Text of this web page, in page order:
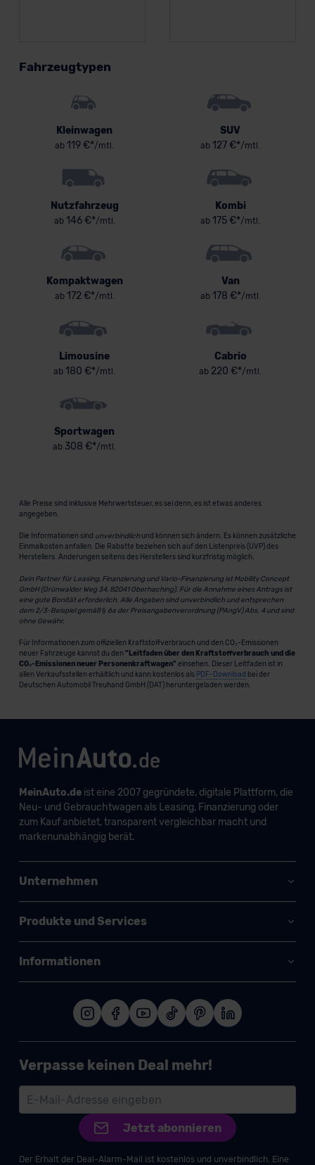
Fahrzeugtypen
Kleinwagen
ab 119 €*/mtl.
SUV
ab 127 €*/mtl.
Nutzfahrzeug
ab146 €*/mtl.
Kombi
ab 175 €*/mtl.
Kompaktwagen
ab172 €*/mtl.
Van
ab178 €*/mtl.
Limousine
ab 180 €*/mtl.
Cabrio
ab 220 €*/mtl.
Sportwagen
ab 308 €*/mtl.
Alle Preise sind inklusive Mehrwertsteuer, es sei denn, es ist etwas anderes
angegeben.
Die Informationen sind unverbindlichund können sich ändern. Es können zusätzliche
Einmalkosten anfallen. Die Rabatte beziehen sich auf den Listenpreis (UVP) des
Herstellers. Änderungen seitens des Herstellers sind kurzfristig möglich.
Dein Partner für Leasing, Finanzierung und Vario-Finanzierung ist Mobility Concept
GmbH (Grünwalder Weg 34, 82041 Oberhaching). Für die Annahme eines Antrags ist
eine gute Bonität erforderlich. Alle Angaben sind unverbindlich und entsprechen
dem 2/3-Beispiel gemäß § 6a der Preisangabenverordnung (PAngV) Abs. 4 und sind
ohne Gewähr.
Für Informationen zum offiziellen Kraftstoffverbrauch und den CO₂-Emissionen
neuer Fahrzeuge kannst du den "Leitfaden über den Kraftstoffverbrauch und die
CO₂-Emissionen neuer Personenkraftwagen" einsehen. Dieser Leitfaden ist in
allen Verkaufsstellen erhältlich und kann kostenlos als PDF-Download bei der
Deutschen Automobil Treuhand GmbH (DAT) heruntergeladen werden.
MeinAuto.deist eine 2007 gegründete, digitale Plattform, die
Neu- und Gebrauchtwagen als Leasing, Finanzierung oder
zum Kauf anbietet, transparent vergleichbar macht und
markenunabhängig berät.
Unternehmen
Produkte und Services
Informationen
Verpasse keinen Deal mehr!
Jetzt abonnieren
Der Erhalt der Deal-Alarm-Mail ist kostenlos und unverbindlich. Eine